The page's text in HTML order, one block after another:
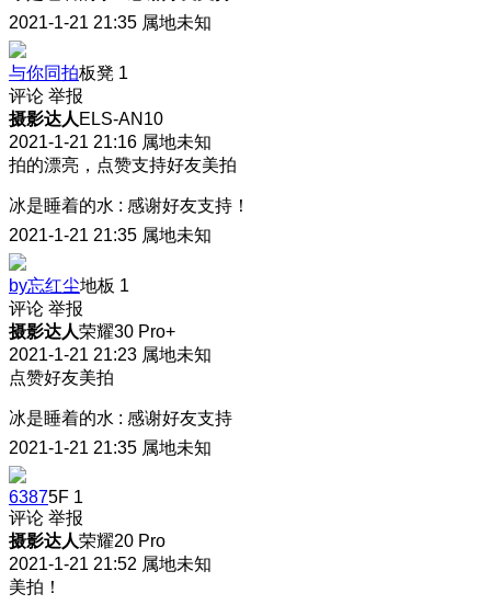
2021-1-21 21:35 属地未知
与你同拍板凳 1
评论 举报
摄影达人 ELS-AN10
2021-1-21 21:16 属地未知
拍的漂亮，点赞支持好友美拍
冰是睡着的水 : 感谢好友支持！
2021-1-21 21:35 属地未知
by忘红尘地板 1
评论 举报
摄影达人荣耀30 Pro+
2021-1-21 21:23 属地未知
点赞好友美拍
冰是睡着的水 : 感谢好友支持
2021-1-21 21:35 属地未知
63875F 1
评论 举报
摄影达人荣耀20 Pro
2021-1-21 21:52 属地未知
美拍！